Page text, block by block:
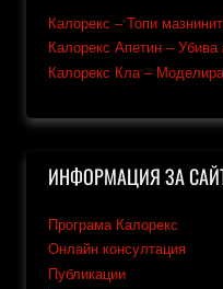
Калорекс – Топи
Калорекс Апетин – Убива
Калорекс Кла –
ИНФОРМАЦИЯ ЗА
Програма Калорекс
Онлайн консултация
Публикации